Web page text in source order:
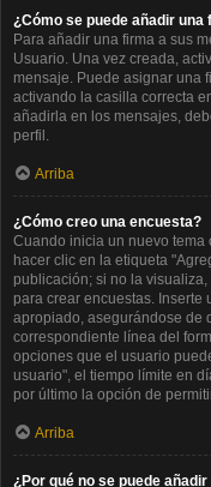
¿Cómo se puede añadir
Para añadir una firma a sus
Usuario. Una vez creada,
mensaje. Puede asignar una
activando la casilla correcta
añadirla en los mensajes,
perfil.
Arriba
¿Cómo creo una encuesta?
Cuando inicia un nuevo tema
hacer clic en la etiqueta
publicación; si no la
para crear encuestas. Inserte
apropiado, asegurándose de
correspondiente línea del
opciones que el usuario
usuario", el tiempo límite en
por último la opción de
Arriba
¿Por qué no se puede